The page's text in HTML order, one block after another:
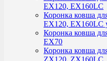
EX120, EX160LC
Коронка ковша
EX120, EX160LC
Коронка ковша
EX70
Коронка ковша